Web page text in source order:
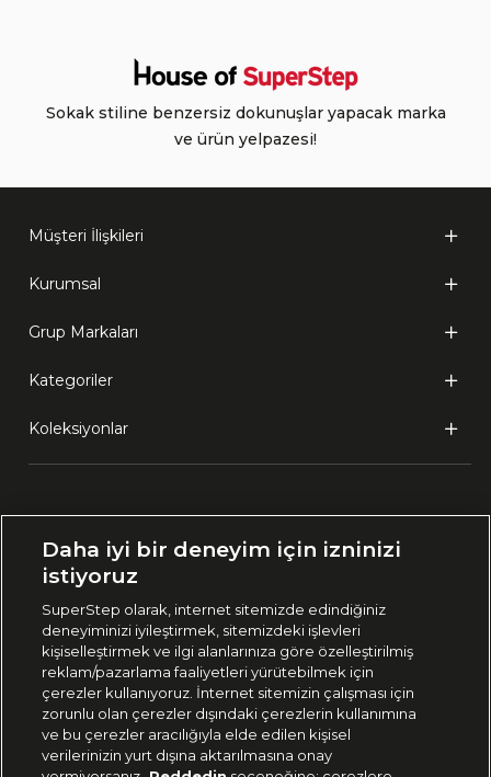
Sokak stiline benzersiz dokunuşlar yapacak marka
ve ürün yelpazesi!
Müşteri İlişkileri
Kurumsal
Grup Markaları
Kategoriler
Koleksiyonlar
🇹🇷 Türkiye
444 37 36
Uygulamadan Takip Edin
Daha iyi bir deneyim için izninizi
istiyoruz
SuperStep olarak, internet sitemizde edindiğiniz
deneyiminizi iyileştirmek, sitemizdeki işlevleri
kişiselleştirmek ve ilgi alanlarınıza göre özelleştirilmiş
reklam/pazarlama faaliyetleri yürütebilmek için
çerezler kullanıyoruz. İnternet sitemizin çalışması için
zorunlu olan çerezler dışındaki çerezlerin kullanımına
ve bu çerezler aracılığıyla elde edilen kişisel
verilerinizin yurt dışına aktarılmasına onay